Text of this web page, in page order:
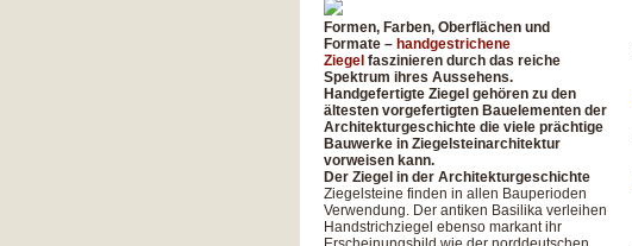
Formen, Farben, Oberflächen und
Formate – handgestrichene
Ziegel faszinieren durch das reiche
Spektrum ihres Aussehens.
Handgefertigte Ziegel gehören zu den
ältesten vorgefertigten Bauelementen der
Architekturgeschichte die viele prächtige
Bauwerke in Ziegelsteinarchitektur
vorweisen kann.
Der Ziegel in der Architekturgeschichte
Ziegelsteine finden in allen Bauperioden
Verwendung. Der antiken Basilika verleihen
Handstrichziegel ebenso markant ihr